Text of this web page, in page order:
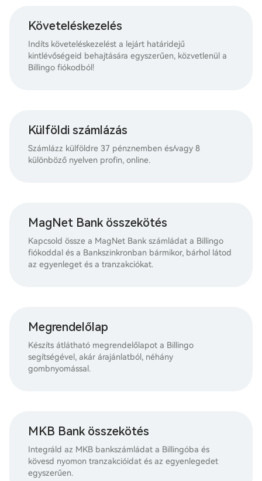
Követeléskezelés
Indíts követeléskezelést a lejárt határidejű
kintlévőségeid behajtására egyszerűen, közvetlenül a
Billingo fiókodból!
Külföldi számlázás
Számlázz külföldre 37 pénznemben és/vagy 8
különböző nyelven profin, online.
MagNet Bank összekötés
Kapcsold össze a MagNet Bank számládat a Billingo
fiókoddal és a Bankszinkronban bármikor, bárhol látod
az egyenleget és a tranzakciókat.
Megrendelőlap
Készíts átlátható megrendelőlapot a Billingo
segítségével, akár árajánlatból, néhány
gombnyomással.
MKB Bank összekötés
Integráld az MKB bankszámládat a Billingóba és
kövesd nyomon tranzakcióidat és az egyenlegedet
egyszerűen.